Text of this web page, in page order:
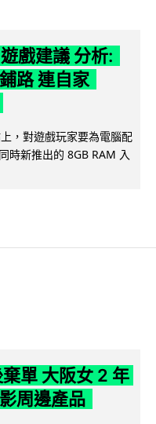
戲建議 分析:
路 連自家
，對遊戲玩家要為電腦配
時新推出的 8GB RAM 入
單 大阪女 2 年
周邊產品